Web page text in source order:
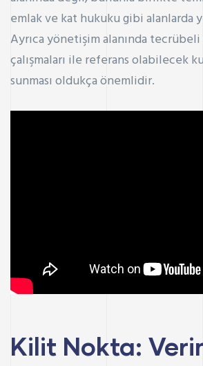
emlak ve kat hukuku gibi alanlarda
Ayrıca yönetişim alanında
çalışmaları ile referans olabilecek
sunması oldukça önemlidir.
Kilit Nokta: